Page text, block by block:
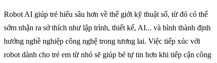
Robot AI giúp trẻ hiểu sâu hơn về thế giới kỹ thuật số, từ đó có thể
sớm nhận ra sở thích như lập trình, thiết kế, AI... và hình thành định
hướng nghề nghiệp công nghệ trong tương lai. Việc tiếp xúc với
robot dành cho trẻ em từ nhỏ sẽ giúp bé tự tin hơn khi tiếp cận công